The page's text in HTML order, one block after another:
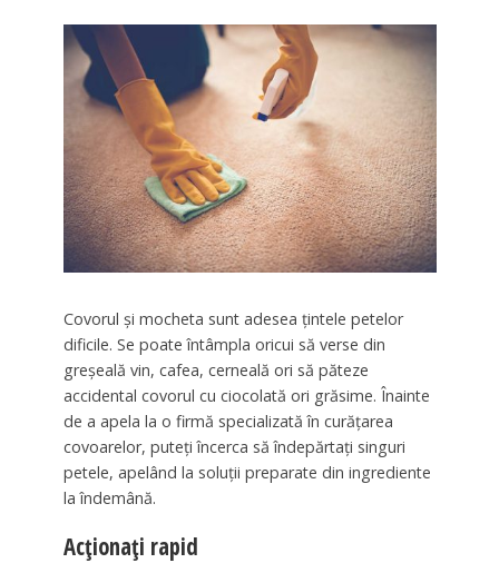
Covorul şi mocheta sunt adesea ţintele petelor
dificile. Se poate întâmpla oricui să verse din
greşeală vin, cafea, cerneală ori să păteze
accidental covorul cu ciocolată ori grăsime. Înainte
de a apela la o firmă specializată în curăţarea
covoarelor, puteţi încerca să îndepărtaţi singuri
petele, apelând la soluţii preparate din ingrediente
la îndemână.
Acționați rapid